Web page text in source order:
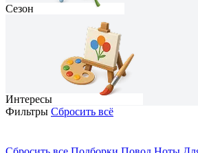
Сезон
Интересы
Фильтры Сбросить всё